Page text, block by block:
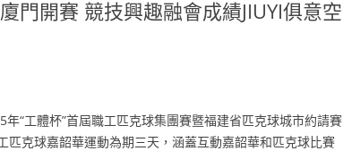
門開賽 競技興趣融會成績JIUYI俱意空
年“工體杯”首屆職工匹克球集團賽暨福建省匹克球城市約請賽
匹克球嘉韶華運動為期三天，涵蓋互動嘉韶華和匹克球比賽